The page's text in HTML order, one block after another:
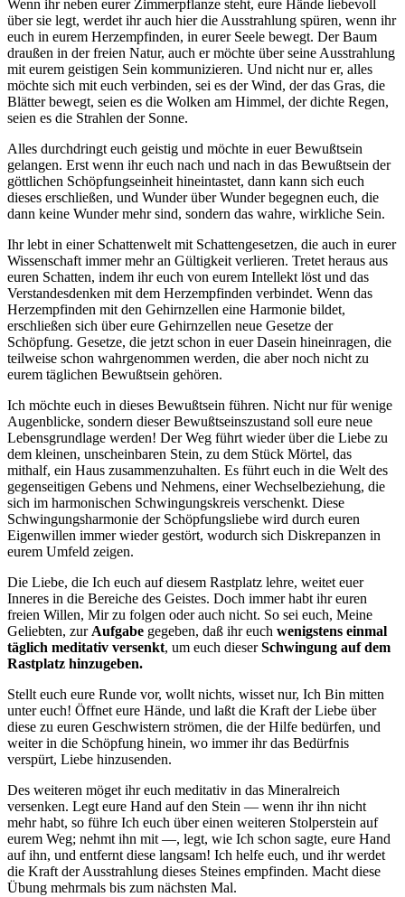
Wenn ihr neben eurer Zimmerpflanze steht, eure Hände liebevoll
über sie legt, werdet ihr auch hier die Ausstrahlung spüren, wenn ihr
euch in eurem Herzempfinden, in eurer Seele bewegt. Der Baum
draußen in der freien Natur, auch er möchte über seine Ausstrahlung
mit eurem geistigen Sein kommunizieren. Und nicht nur er, alles
möchte sich mit euch verbinden, sei es der Wind, der das Gras, die
Blätter bewegt, seien es die Wolken am Himmel, der dichte Regen,
seien es die Strahlen der Sonne.
Alles durchdringt euch geistig und möchte in euer Bewußtsein
gelangen. Erst wenn ihr euch nach und nach in das Bewußtsein der
göttlichen Schöpfungseinheit hineintastet, dann kann sich euch
dieses erschließen, und Wunder über Wunder begegnen euch, die
dann keine Wunder mehr sind, sondern das wahre, wirkliche Sein.
Ihr lebt in einer Schattenwelt mit Schattengesetzen, die auch in eurer
Wissenschaft immer mehr an Gültigkeit verlieren. Tretet heraus aus
euren Schatten, indem ihr euch von eurem Intellekt löst und das
Verstandesdenken mit dem Herzempfinden verbindet. Wenn das
Herzempfinden mit den Gehirnzellen eine Harmonie bildet,
erschließen sich über eure Gehirnzellen neue Gesetze der
Schöpfung. Gesetze, die jetzt schon in euer Dasein hineinragen, die
teilweise schon wahrgenommen werden, die aber noch nicht zu
eurem täglichen Bewußtsein gehören.
Ich möchte euch in dieses Bewußtsein führen. Nicht nur für wenige
Augenblicke, sondern dieser Bewußtseinszustand soll eure neue
Lebensgrundlage werden! Der Weg führt wieder über die Liebe zu
dem kleinen, unscheinbaren Stein, zu dem Stück Mörtel, das
mithalf, ein Haus zusammenzuhalten. Es führt euch in die Welt des
gegenseitigen Gebens und Nehmens, einer Wechselbeziehung, die
sich im harmonischen Schwingungskreis verschenkt. Diese
Schwingungsharmonie der Schöpfungsliebe wird durch euren
Eigenwillen immer wieder gestört, wodurch sich Diskrepanzen in
eurem Umfeld zeigen.
Die Liebe, die Ich euch auf diesem Rastplatz lehre, weitet euer
Inneres in die Bereiche des Geistes. Doch immer habt ihr euren
freien Willen, Mir zu folgen oder auch nicht. So sei euch, Meine
Geliebten, zur Aufgabe gegeben, daß ihr euch wenigstens einmal
täglich meditativ versenkt, um euch dieserSchwingung auf dem
Rastplatz hinzugeben.
Stellt euch eure Runde vor, wollt nichts, wisset nur, Ich Bin mitten
unter euch! Öffnet eure Hände, und laßt die Kraft der Liebe über
diese zu euren Geschwistern strömen, die der Hilfe bedürfen, und
weiter in die Schöpfung hinein, wo immer ihr das Bedürfnis
verspürt, Liebe hinzusenden.
Des weiteren möget ihr euch meditativ in das Mineralreich
versenken. Legt eure Hand auf den Stein — wenn ihr ihn nicht
mehr habt, so führe Ich euch über einen weiteren Stolperstein auf
eurem Weg; nehmt ihn mit —, legt, wie Ich schon sagte, eure Hand
auf ihn, und entfernt diese langsam! Ich helfe euch, und ihr werdet
die Kraft der Ausstrahlung dieses Steines empfinden. Macht diese
Übung mehrmals bis zum nächsten Mal.